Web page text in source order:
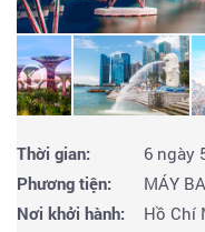
Thời gian:
6 ngày
Phương tiện:
MÁY
Nơi khởi hành:
Hồ Chí